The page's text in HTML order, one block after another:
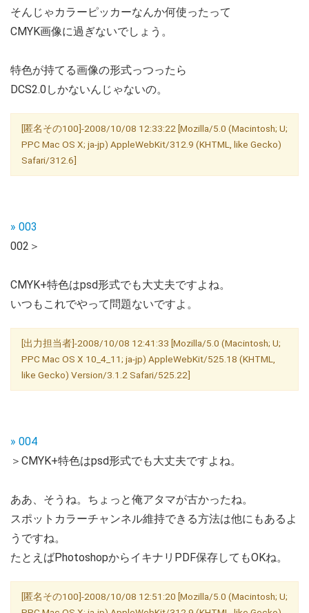
そんじゃカラーピッカーなんか何使ったって
CMYK画像に過ぎないでしょう。
特色が持てる画像の形式っつったら
DCS2.0しかないんじゃないの。
[匿名その100]-2008/10/08 12:33:22 [Mozilla/5.0 (Macintosh; U;
PPC Mac OS X; ja-jp) AppleWebKit/312.9 (KHTML, like Gecko)
Safari/312.6]
» 003
002＞
CMYK+特色はpsd形式でも大丈夫ですよね。
いつもこれでやって問題ないですよ。
[出力担当者]-2008/10/08 12:41:33 [Mozilla/5.0 (Macintosh; U;
PPC Mac OS X 10_4_11; ja-jp) AppleWebKit/525.18 (KHTML,
like Gecko) Version/3.1.2 Safari/525.22]
» 004
＞CMYK+特色はpsd形式でも大丈夫ですよね。
ああ、そうね。ちょっと俺アタマが古かったね。
スポットカラーチャンネル維持できる方法は他にもあるよ
うですね。
たとえばPhotoshopからイキナリPDF保存してもOKね。
[匿名その100]-2008/10/08 12:51:20 [Mozilla/5.0 (Macintosh; U;